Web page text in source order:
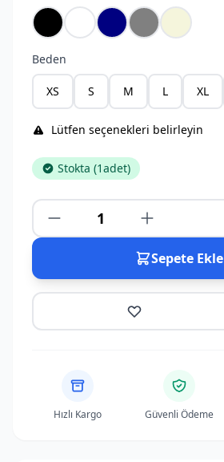
Siyah Beyaz Lacivert
Gri Bej
Beden
XS S M L XL
Lütfen seçenekleri belirleyin
Stokta (1adet)
Sepete Ekle
Hızlı Kargo Güvenli Ödeme